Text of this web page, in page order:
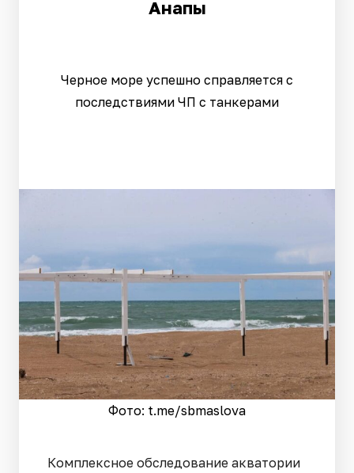
Анапы
Черное море успешно справляется с
последствиями ЧП с танкерами
Фото: t.me/sbmaslova
Комплексное обследование акватории